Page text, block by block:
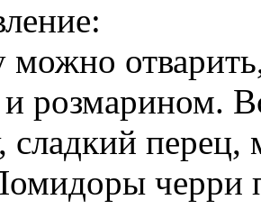
можно
розмарином.
сладкий
черри